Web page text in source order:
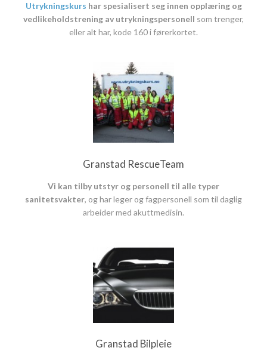
Utrykningskurs har spesialisert seg innen opplæring og
vedlikeholdstrening av utrykningspersonell som trenger,
eller alt har, kode 160 i førerkortet.
Granstad RescueTeam
Vi kan tilby utstyr og personell til alle typer
sanitetsvakter, og har leger og fagpersonell som til daglig
arbeider med akuttmedisin.
Granstad Bilpleie